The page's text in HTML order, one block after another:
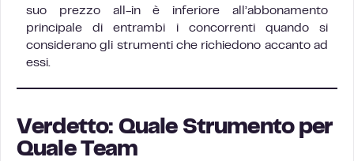
suo prezzo all-in è inferiore all’abbonamento
principale di entrambi i concorrenti quando si
considerano gli strumenti che richiedono accanto ad
essi.
Verdetto: Quale Strumento per
Quale Team